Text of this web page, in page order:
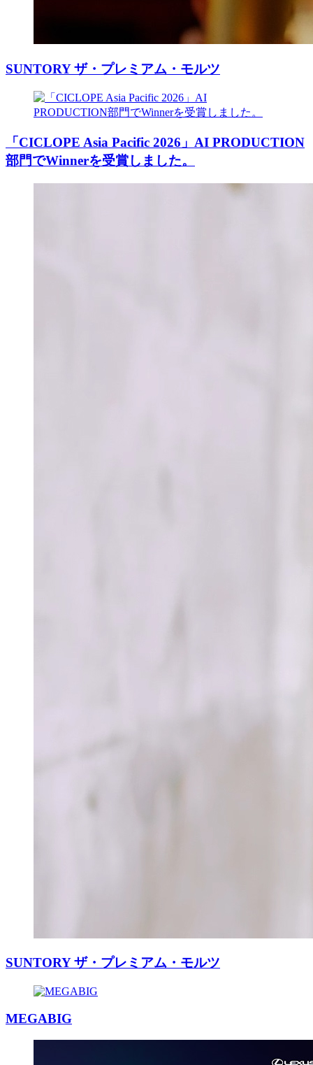
SUNTORY ザ・プレミアム・モルツ
「CICLOPE Asia Pacific 2026」AI PRODUCTION
部門でWinnerを受賞しました。
SUNTORY ザ・プレミアム・モルツ
MEGABIG